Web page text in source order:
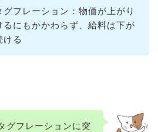
グフレーション：物価が上がり
るにもかかわらず、給料は下が
ける
グフレーションに突